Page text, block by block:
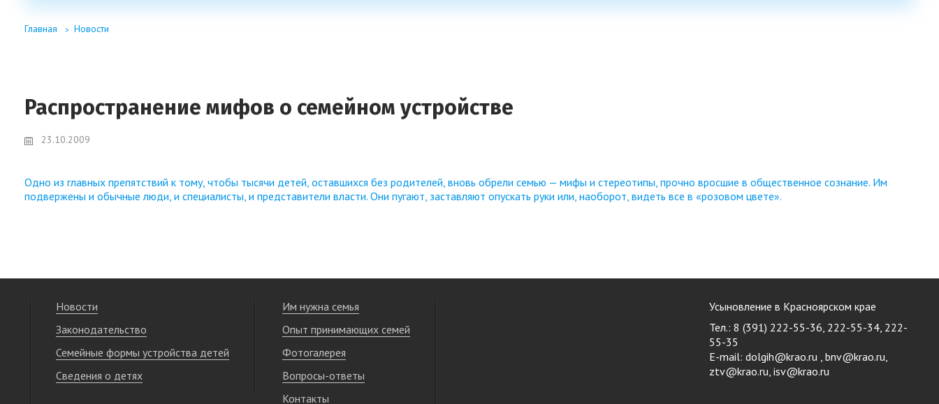
Главная Новости
Распространение мифов о семейном устройстве
23.10.2009
Одно из главных препятствий к тому, чтобы тысячи детей, оставшихся без родителей, вновь обрели семью — мифы и стереотипы, прочно вросшие в общественное сознание. Им
подвержены и обычные люди, и специалисты, и представители власти. Они пугают, заставляют опускать руки или, наоборот, видеть все в «розовом цвете».
Новости
Законодательство
Семейные формы устройства детей
Сведения о детях
Им нужна семья
Опыт принимающих семей
Фотогалерея
Вопросы-ответы
Контакты
Усыновление в Красноярском крае
Тел.: 8 (391) 222-55-36, 222-55-34, 222-
55-35
E-mail: dolgih@krao.ru , bnv@krao.ru,
ztv@krao.ru, isv@krao.ru